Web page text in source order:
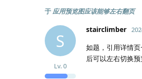
于应用预览图应该能够左右翻页
S
stairclimber
Lv.0
如题，引用详情
后可以左右切换预